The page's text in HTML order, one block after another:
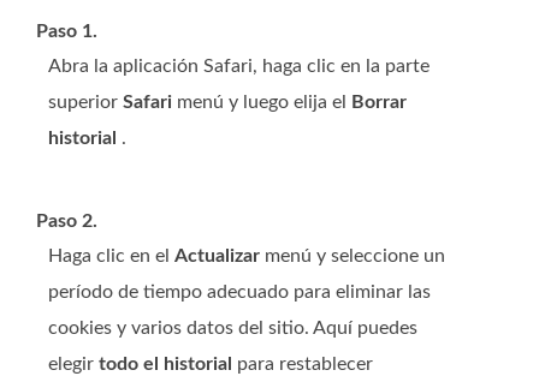
Paso 1.
Abra la aplicación Safari, haga clic en la parte
superior Safari menú y luego elija el
Borrar
historial .
Paso 2.
Haga clic en el Actualizar menú y seleccione un
período de tiempo adecuado para eliminar las
cookies y varios datos del sitio. Aquí puedes
elegir todo el historial para restablecer